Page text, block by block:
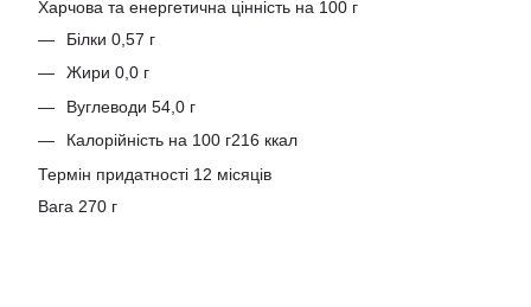
Харчова та енергетична цінність на 100 г
Білки 0,57 г
Жири 0,0 г
Вуглеводи 54,0 г
Калорійність на 100 г216 ккал
Термін придатності 12 місяців
Вага 270 г